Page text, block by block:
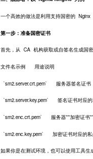
一个高效的做法是利用支持国密的
第一步：准备国密证书
首先，从 CA 机构获取或自签名生成国
文件名示例 用途说明
`sm2.server.crt.pem` 服务器签名证
`sm2.server.key.pem` 签名证书对应
`sm2.enc.crt.pem` 服务器**加密证书
`sm2.enc.key.pem` 加密证书对应的
如果你是在测试环境，也可以使用工具生